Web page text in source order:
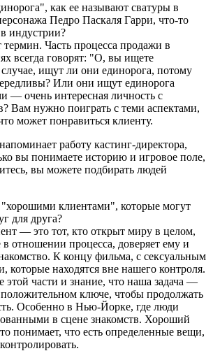
как ее называют сватуры в
Педро Паскаля Гарри, что-то
индустрии?
Часть процесса продажи в
всегда говорят: "О, вы ищете
ищут ли они единорога, потому
Или они ищут единорога
— очень интересная личность с
Вам нужно поиграть с теми аспектами,
может понравиться клиенту.
работу кастинг-директора,
вы понимаете историю и игровое поле,
вы можете подбирать людей
клиентами", которые могут
для друга?
— это тот, кто открыт миру в целом,
в отношении процесса, доверяет ему и
К концу фильма, с сексуальным
которые находятся вне нашего контроля.
части и знание, что наша задача —
положительном ключе, чтобы продолжать
Особенно в Нью-Йорке, где люди
в сцене знакомств. Хороший
понимает, что есть определенные вещи,